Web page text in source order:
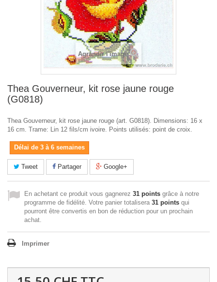
Agrandir l'image
Thea Gouverneur, kit rose jaune rouge
(G0818)
Thea Gouverneur, kit rose jaune rouge (art. G0818). Dimensions: 16 x
16 cm. Trame: Lin 12 fils/cm ivoire. Points utilisés: point de croix.
Délai de 3 à 6 semaines
Tweet Partager Google+
En achetant ce produit vous gagnerez 31 points grâce à notre
programme de fidélité. Votre panier totalisera 31 points qui
pourront être convertis en bon de réduction pour un prochain
achat.
Imprimer